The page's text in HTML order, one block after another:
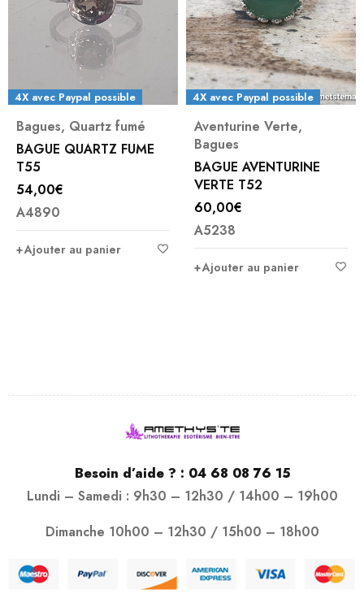
4X avec Paypal possible
Bagues, Quartz fumé
BAGUE QUARTZ FUME
T55
54,00€
A4890
Ajouter au panier
4X avec Paypal possible
Aventurine Verte,
Bagues
BAGUE AVENTURINE
VERTE T52
60,00€
A5238
Ajouter au panier
Besoin d’aide ? : 04 68 08 76 15
Lundi – Samedi : 9h30 – 12h30 / 14h00 – 19h00
Dimanche 10h00 – 12h30 / 15h00 – 18h00